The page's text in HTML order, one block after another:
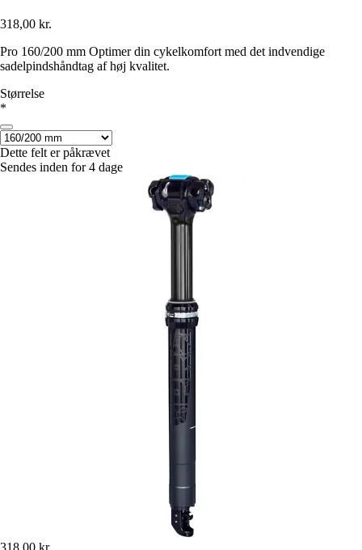
318,00 kr.
Pro 160/200 mm Optimer din cykelkomfort med det indvendige
sadelpindshåndtag af høj kvalitet.
Størrelse
*
Dette felt er påkrævet
Sendes inden for 4 dage
318,00 kr.